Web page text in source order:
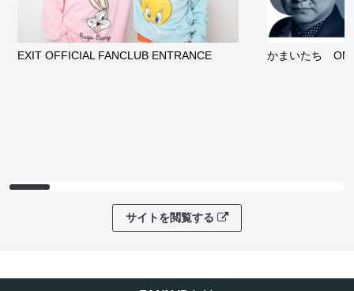
EXIT OFFICIAL FANCLUB ENTRANCE かまいたち
FANY IDとは